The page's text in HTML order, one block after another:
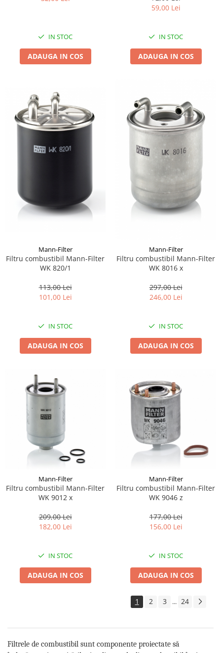
IN STOC
ADAUGA IN COS
59,00 Lei
IN STOC
ADAUGA IN COS
Mann-Filter
Filtru combustibil Mann-Filter
WK 820/1
113,00 Lei
101,00 Lei
IN STOC
ADAUGA IN COS
Mann-Filter
Filtru combustibil Mann-Filter
WK 8016 x
297,00 Lei
246,00 Lei
IN STOC
ADAUGA IN COS
Mann-Filter
Filtru combustibil Mann-Filter
WK 9012 x
209,00 Lei
182,00 Lei
IN STOC
ADAUGA IN COS
Mann-Filter
Filtru combustibil Mann-Filter
WK 9046 z
177,00 Lei
156,00 Lei
IN STOC
ADAUGA IN COS
1 2 3 ... 24
Filtrele de combustibil sunt componente proiectate să